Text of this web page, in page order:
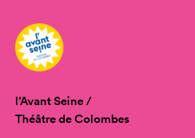
l’Avant Seine /
Théâtre de Colombes